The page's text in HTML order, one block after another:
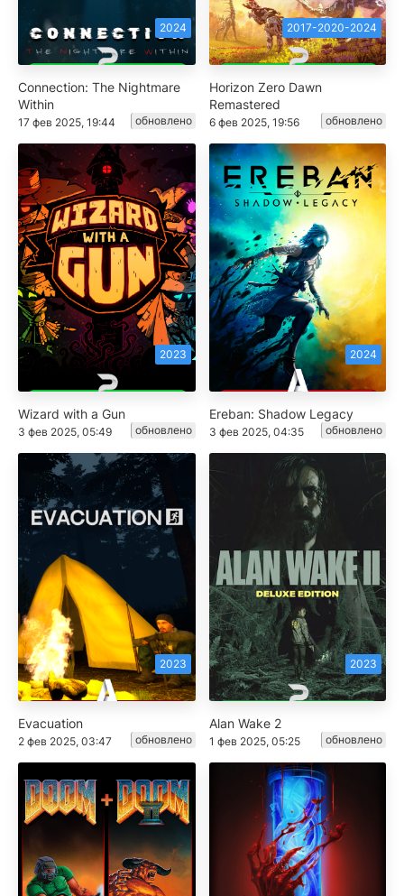
2024
Connection: The Nightmare
Within
17 фев 2025, 19:44 обновлено
2017-2020-2024
Horizon Zero Dawn
Remastered
6 фев 2025, 19:56 обновлено
2023
Wizard with a Gun
3 фев 2025, 05:49 обновлено
2024
Ereban: Shadow Legacy
3 фев 2025, 04:35 обновлено
2023
Evacuation
2 фев 2025, 03:47 обновлено
2023
Alan Wake 2
1 фев 2025, 05:25 обновлено